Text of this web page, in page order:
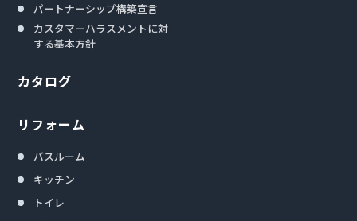
パートナーシップ構築宣言
カスタマーハラスメントに対
する基本方針
カタログ
リフォーム
バスルーム
キッチン
トイレ